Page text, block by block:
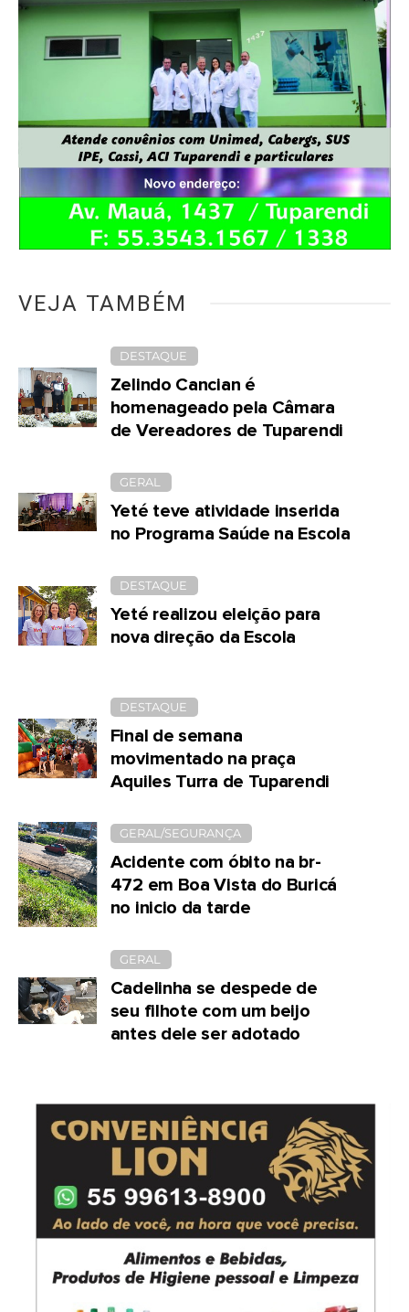
VEJA TAMBÉM
DESTAQUE
Zelindo Cancian é
homenageado pela Câmara
de Vereadores de Tuparendi
GERAL
Yeté teve atividade inserida
no Programa Saúde na Escola
DESTAQUE
Yeté realizou eleição para
nova direção da Escola
DESTAQUE
Final de semana
movimentado na praça
Aquiles Turra de Tuparendi
GERAL/SEGURANÇA
Acidente com óbito na br-
472 em Boa Vista do Buricá
no inicio da tarde
GERAL
Cadelinha se despede de
seu filhote com um beijo
antes dele ser adotado